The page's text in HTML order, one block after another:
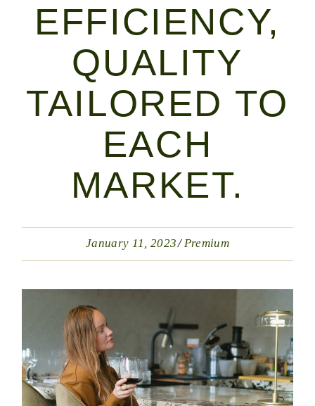
EFFICIENCY,
QUALITY
TAILORED TO
EACH
MARKET.
January 11, 2023 Premium